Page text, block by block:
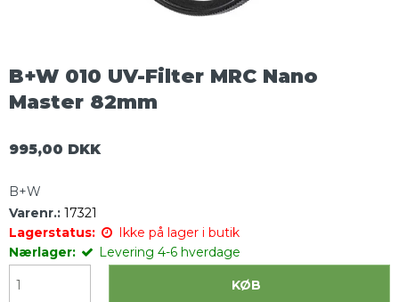
B+W 010 UV-Filter MRC Nano
Master 82mm
995,00 DKK
B+W
Varenr.: 17321
Lagerstatus:
Ikke på lager i butik
Nærlager:
Levering 4-6 hverdage
KØB